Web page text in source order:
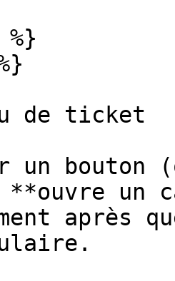
de ticket
un bouton
**ouvre
après